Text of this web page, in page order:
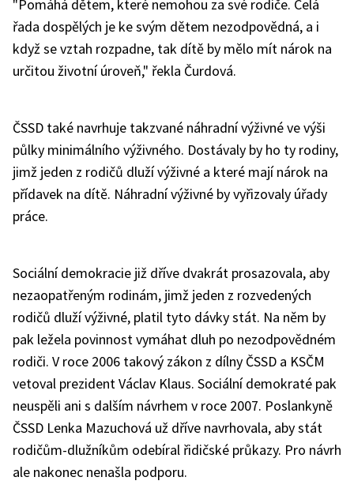
"Pomáhá dětem, které nemohou za své rodiče. Celá
řada dospělých je ke svým dětem nezodpovědná, a i
když se vztah rozpadne, tak dítě by mělo mít nárok na
určitou životní úroveň," řekla Čurdová.
ČSSD také navrhuje takzvané náhradní výživné ve výši
půlky minimálního výživného. Dostávaly by ho ty rodiny,
jimž jeden z rodičů dluží výživné a které mají nárok na
přídavek na dítě. Náhradní výživné by vyřizovaly úřady
práce.
Sociální demokracie již dříve dvakrát prosazovala, aby
nezaopatřeným rodinám, jimž jeden z rozvedených
rodičů dluží výživné, platil tyto dávky stát. Na něm by
pak ležela povinnost vymáhat dluh po nezodpovědném
rodiči. V roce 2006 takový zákon z dílny ČSSD a KSČM
vetoval prezident Václav Klaus. Sociální demokraté pak
neuspěli ani s dalším návrhem v roce 2007. Poslankyně
ČSSD Lenka Mazuchová už dříve navrhovala, aby stát
rodičům-dlužníkům odebíral řidičské průkazy. Pro návrh
ale nakonec nenašla podporu.